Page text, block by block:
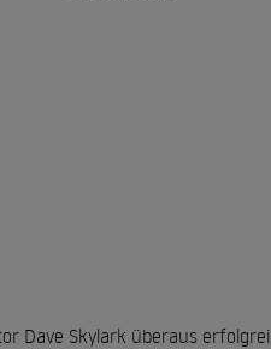
Dave Skylark überaus